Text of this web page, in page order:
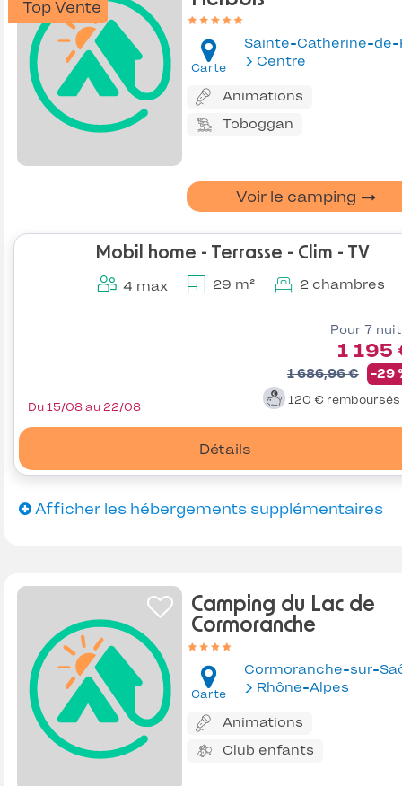
Top Vente
Carte Centre
Animations
Toboggan
Voir le camping
Mobil home - Terrasse - Clim - TV
4 max 29 m² 2 chambres
Pour 7
1 195
1 686,96 € -29
120 € remboursés
Détails
Du 15/08 au 22/08
Afficher les hébergements supplémentaires
Camping du Lac de
Cormoranche
Carte
Cormoranche-sur-
Rhône-Alpes
Animations
Club enfants